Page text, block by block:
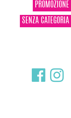
PROMOZIONE
SENZA CATEGORIA